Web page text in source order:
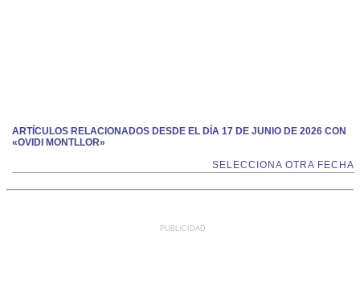
ARTÍCULOS RELACIONADOS DESDE EL DÍA 17 DE JUNIO DE 2026 CON
«OVIDI MONTLLOR»
SELECCIONA OTRA FECHA
PUBLICIDAD